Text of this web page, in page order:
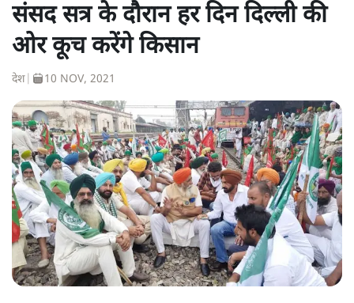
संसद सत्र के दौरान हर दिन दिल्ली की
ओर कूच करेंगे किसान
देश 10 NOV, 2021